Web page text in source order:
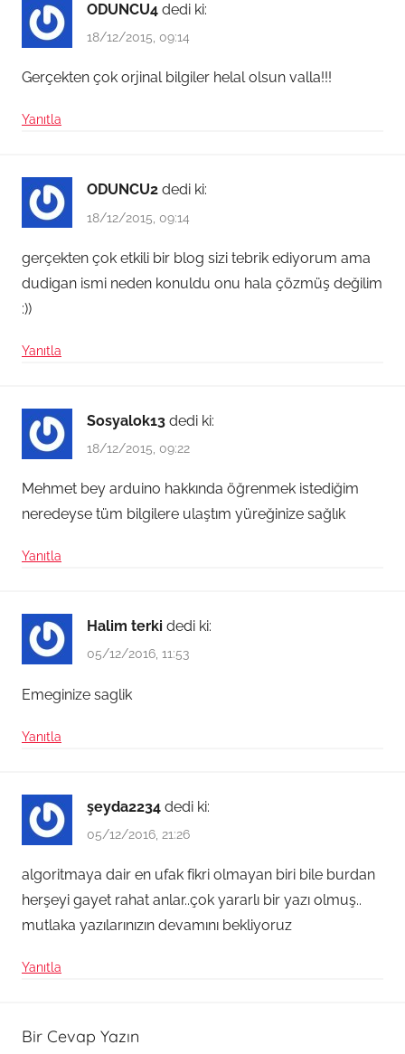
ODUNCU4 dedi ki:
18/12/2015, 09:14
Gerçekten çok orjinal bilgiler helal olsun valla!!!
Yanıtla
ODUNCU2 dedi ki:
18/12/2015, 09:14
gerçekten çok etkili bir blog sizi tebrik ediyorum ama
dudigan ismi neden konuldu onu hala çözmüş değilim
:))
Yanıtla
Sosyalok13 dedi ki:
18/12/2015, 09:22
Mehmet bey arduino hakkında öğrenmek istediğim
neredeyse tüm bilgilere ulaştım yüreğinize sağlık
Yanıtla
Halim terki dedi ki:
05/12/2016, 11:53
Emeginize saglik
Yanıtla
şeyda2234 dedi ki:
05/12/2016, 21:26
algoritmaya dair en ufak fikri olmayan biri bile burdan
herşeyi gayet rahat anlar..çok yararlı bir yazı olmuş..
mutlaka yazılarınızın devamını bekliyoruz
Yanıtla
Bir Cevap Yazın